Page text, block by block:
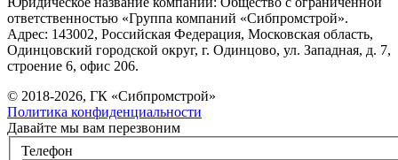
ответственностью «Группа компаний «Сибпромстрой».
Адрес: 143002, Российская Федерация, Московская область,
Одинцовский городской округ, г. Одинцово, ул. Западная, д. 7,
строение 6, офис 206.
© 2018-2026, ГК «Сибпромстрой»
Политика конфиденциальности
Давайте мы вам перезвоним
Телефон